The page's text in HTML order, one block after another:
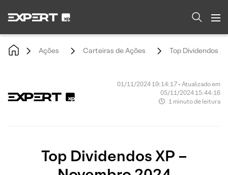
Ações Carteiras de Ações Top Dividendos
01/11/2024 19:14:17 • Atualizado em
05/11/2024 15:44:16
1 minuto de leitura
Top Dividendos XP –